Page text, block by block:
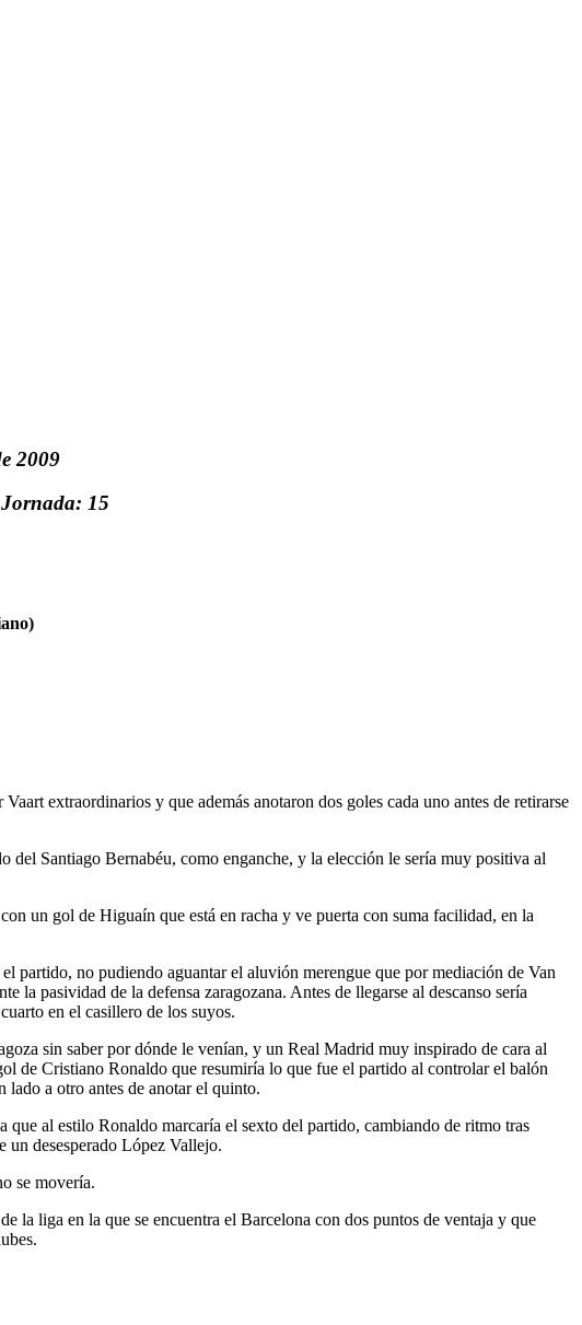
2009
15
extraordinarios y que además anotaron dos goles cada uno antes de retirarse
Santiago Bernabéu, como enganche, y la elección le sería muy positiva al
un gol de Higuaín que está en racha y ve puerta con suma facilidad, en la
partido, no pudiendo aguantar el aluvión merengue que por mediación de Van
la pasividad de la defensa zaragozana. Antes de llegarse al descanso sería
en el casillero de los suyos.
sin saber por dónde le venían, y un Real Madrid muy inspirado de cara al
de Cristiano Ronaldo que resumiría lo que fue el partido al controlar el balón
lado a otro antes de anotar el quinto.
al estilo Ronaldo marcaría el sexto del partido, cambiando de ritmo tras
un desesperado López Vallejo.
se movería.
la liga en la que se encuentra el Barcelona con dos puntos de ventaja y que